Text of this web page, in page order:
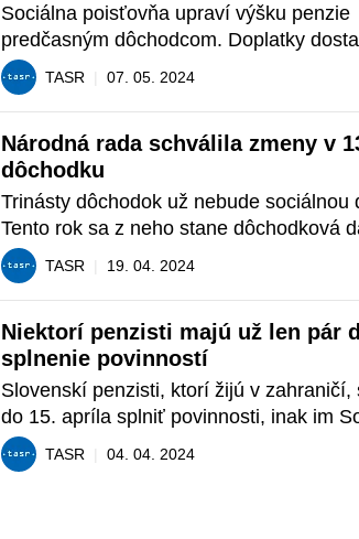
Sociálna poisťovňa upraví výšku penzie
predčasným dôchodcom. Doplatky
obdobie minulého roka.
TASR 07. 05. 2024
Národná rada schválila zmeny v
dôchodku
Trinásty dôchodok už nebude sociálnou
Tento rok sa z neho stane dôchodková
TASR 19. 04. 2024
Niektorí penzisti majú už len pár
splnenie povinností
Slovenskí penzisti, ktorí žijú v zahraničí,
do 15. apríla splniť povinnosti, inak im
poisťovňa nevyplatí dôchodok.
TASR 04. 04. 2024